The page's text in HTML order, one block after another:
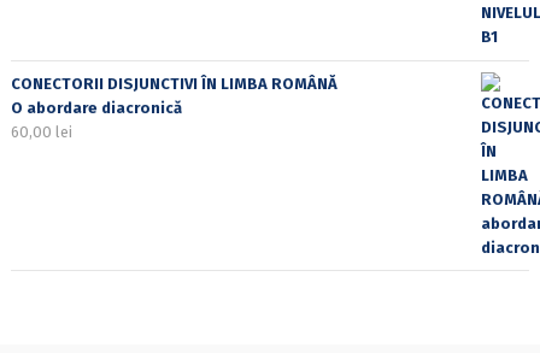
CONECTORII DISJUNCTIVI ÎN LIMBA ROMÂNĂ
O abordare diacronică
60,00 lei